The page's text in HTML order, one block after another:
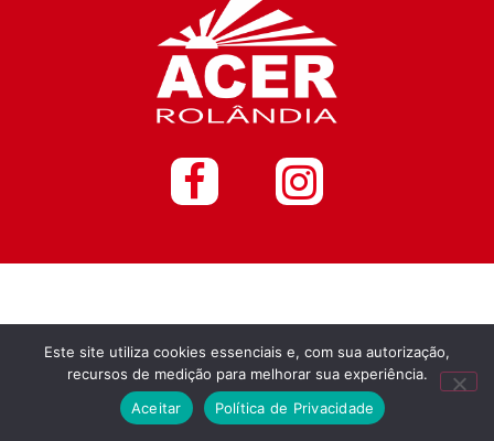
Este site utiliza cookies essenciais e, com sua autorização,
recursos de medição para melhorar sua experiência.
Aceitar
Política de Privacidade